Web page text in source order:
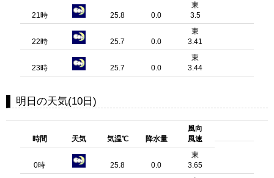
21時 25.8 0.0
東
3.5
22時 25.7 0.0
東
3.41
23時 25.7 0.0
東
3.44
明日の天気(10日)
時間 天気 気温℃ 降水量
風向
風速
0時 25.8 0.0
東
3.65